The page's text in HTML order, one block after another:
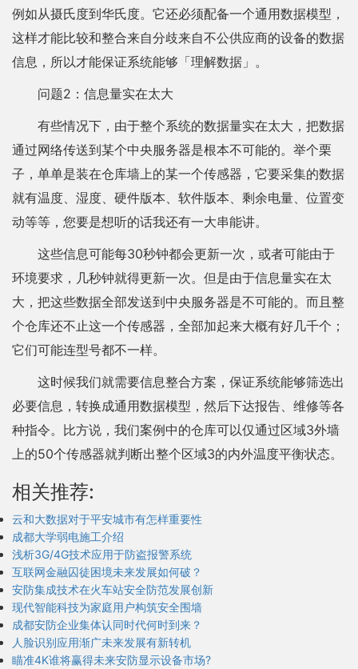
例如从摄氏度到华氏度。它还必须配备一个通用数据模型，
这样才能比较和整合来自分歧来自不公供应商的设备的数据
信息，所以才能保证系统能够「理解数据」。
问题2：信息量实在太大
有些情况下，由于整个系统的数据量实在太大，把数据
通过网络传送到某个中央服务器是根本不可能的。举个栗
子，单单是装在仓库墙上的某一个传感器，它要采集的数据
就有温度、湿度、硬件版本、软件版本、剩余电量、位置变
动等等，您要是想听的话我还有一大串能讲。
这些信息可能每30秒钟都会更新一次，或者可能由于
环境要求，几秒钟就得更新一次。但是由于信息量实在太
大，把这些数据全部发送到中央服务器是不可能的。而且整
个仓库还不止这一个传感器，全部加起来大概有好几千个；
它们可能连型号都不一样。
这时候我们就需要信息整合方案，保证系统能够筛选出
必要信息，转换成通用数据模型，然后下达报告、维修等各
种指令。比方说，我们案例中的仓库可以仅通过区域3外墙
上的50个传感器就判断出整个区域3的内外温度平衡状态。
相关推荐:
云和大数据对于平安城市有怎样重要性
成都大学弱电施工介绍
浅析3G/4G技术应用于防盗报警系统
互联网金融囚徒困境未来发展如何破？
安防集成技术在火车站安全防范发展创新
现代智能科技为家庭用户构筑安全围墙
成都安防企业集体认同时代何时到来？
人脸识别应用渐广未来发展有新转机
瞄准4K谁将赢得未来安防显示设备市场?